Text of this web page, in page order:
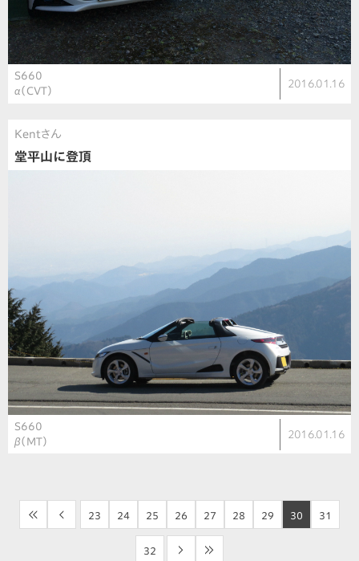
S660
α（CVT）
2016.01.16
Kentさん
堂平山に登頂
S660
β（MT）
2016.01.16
<< < 23 24 25 26 27 28 29 30 31
32 > >>